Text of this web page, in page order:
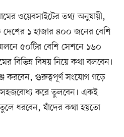
ওয়েবসাইটের তথ্য অনুযায়ী,
১ হাজার ৪০০ জনের বেশি
৫০টির বেশি সেশনে ১৬০
বিভিন্ন বিষয় নিয়ে কথা বলবেন।
করবেন, গুরুত্বপূর্ণ সংযোগ গড়ে
করে তুলবেন। একই
ধরবেন, যাঁদের কথা হয়তো